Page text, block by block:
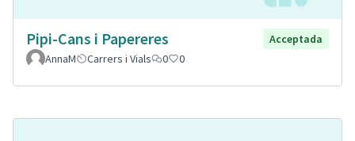
Pipi-Cans i Papereres
Acceptada
AnnaM
Carrers i Vials 0 0